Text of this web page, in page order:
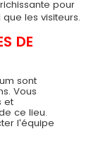
c
pour
les visiteurs.
DE
sont
Vous
et
ce lieu.
l'équipe